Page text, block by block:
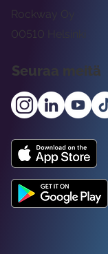
Rockway Oy
00510 Helsinki
Seuraa meitä